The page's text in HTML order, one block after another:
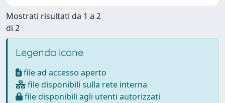
Mostrati risultati da 1 a 2
di 2
Legenda icone
file ad accesso aperto
file disponibili sulla rete interna
file disponibili agli utenti autorizzati